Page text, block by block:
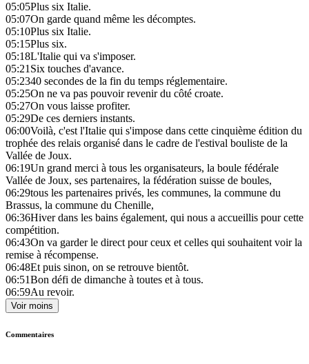
05:05Plus six Italie.
05:07On garde quand même les décomptes.
05:10Plus six Italie.
05:15Plus six.
05:18L'Italie qui va s'imposer.
05:21Six touches d'avance.
05:2340 secondes de la fin du temps réglementaire.
05:25On ne va pas pouvoir revenir du côté croate.
05:27On vous laisse profiter.
05:29De ces derniers instants.
06:00Voilà, c'est l'Italie qui s'impose dans cette cinquième édition du
trophée des relais organisé dans le cadre de l'estival bouliste de la
Vallée de Joux.
06:19Un grand merci à tous les organisateurs, la boule fédérale
Vallée de Joux, ses partenaires, la fédération suisse de boules,
06:29tous les partenaires privés, les communes, la commune du
Brassus, la commune du Chenille,
06:36Hiver dans les bains également, qui nous a accueillis pour cette
compétition.
06:43On va garder le direct pour ceux et celles qui souhaitent voir la
remise à récompense.
06:48Et puis sinon, on se retrouve bientôt.
06:51Bon défi de dimanche à toutes et à tous.
06:59Au revoir.
Voir moins
Commentaires